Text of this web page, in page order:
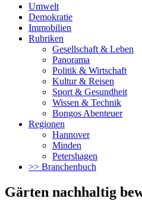
Umwelt
Demokratie
Immobilien
Rubriken
Gesellschaft & Leben
Panorama
Politik & Wirtschaft
Kultur & Reisen
Sport & Gesundheit
Wissen & Technik
Bongos Abenteuer
Regionen
Hannover
Minden
Petershagen
>> Branchenbuch
Gärten nachhaltig